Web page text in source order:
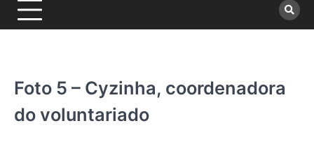
Foto 5 – Cyzinha, coordenadora
do voluntariado